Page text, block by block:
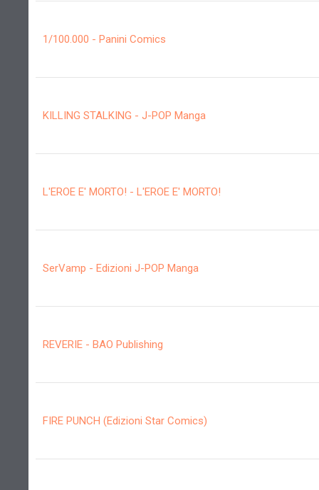
1/100.000 - Panini Comics
KILLING STALKING - J-POP Manga
L'EROE E' MORTO! - L'EROE E' MORTO!
SerVamp - Edizioni J-POP Manga
REVERIE - BAO Publishing
FIRE PUNCH (Edizioni Star Comics)